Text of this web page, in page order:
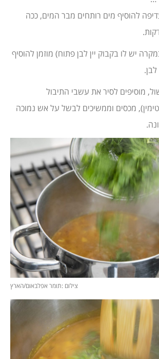
להוסיף מים רותחים מבר המים, ככה
יש לו בקבוק יין לבן פתוח) מוזמן להוסיף
בישול, מוסיפים לסיר את עשבי התיבול
מכסים וממשיכים לבשל על אש נמוכה
צילום :תומר אפלבאום/הארץ